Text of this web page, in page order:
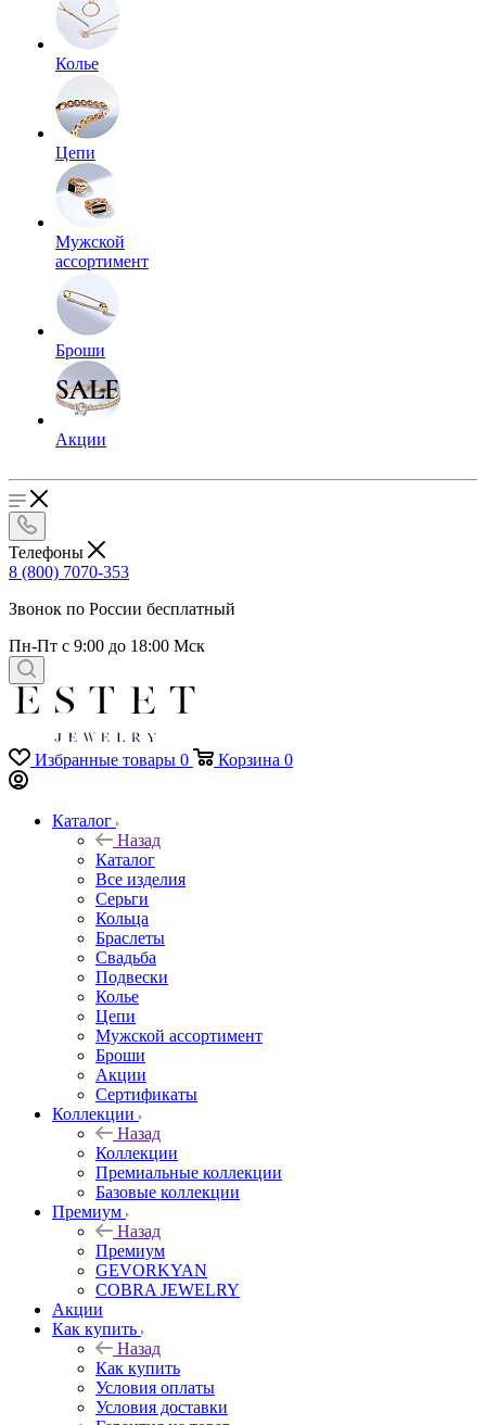
Колье
Цепи
Мужской
ассортимент
Броши
Акции
Телефоны
8 (800) 7070-353
Звонок по России бесплатный
Пн-Пт с 9:00 до 18:00 Мск
Избранные товары 0 Корзина 0
Каталог
Назад
Каталог
Все изделия
Серьги
Кольца
Браслеты
Свадьба
Подвески
Колье
Цепи
Мужской ассортимент
Броши
Акции
Сертификаты
Коллекции
Назад
Коллекции
Премиальные коллекции
Базовые коллекции
Премиум
Назад
Премиум
GEVORKYAN
COBRA JEWELRY
Акции
Как купить
Назад
Как купить
Условия оплаты
Условия доставки